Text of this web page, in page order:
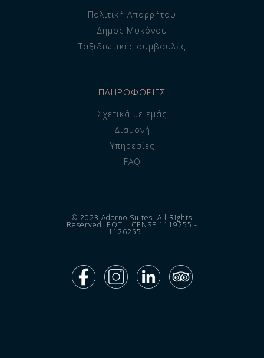
Πολιτική Απορρήτου
Δήμος Μυκόνου
Ταξιδιωτικές συμβουλές
ΠΛΗΡΟΦΟΡΙΕΣ
Σχετικά με εμάς
Διαμονή
Υπηρεσίες
FAQ
© 2023 Adorno Suites. All Rights
Reserved. EOT LICENSE 1119255 -
1126255.